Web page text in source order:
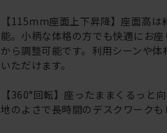
【115mm座面上下昇降】座面高
能。小柄な体格の方でも快適にお
から調整可能です。利用シーンや
いただけます。
【360°回転】座ったままくるっと
地のよさで長時間のデスクワークも